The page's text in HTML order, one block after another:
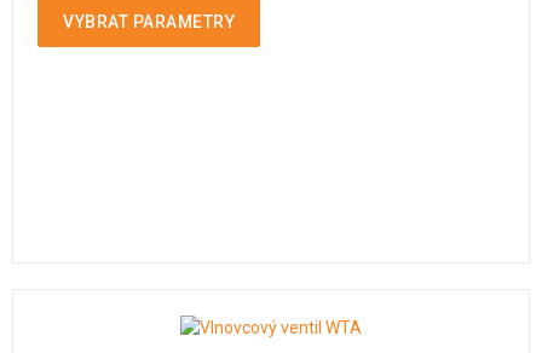
VYBRAT PARAMETRY